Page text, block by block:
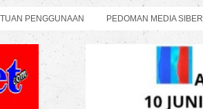
PENGGUNAAN PEDOMAN MEDIA SIBER